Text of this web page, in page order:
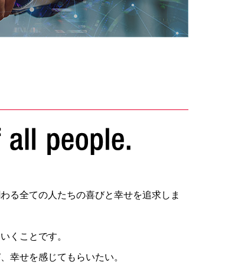
る全ての人たちの喜びと幸せを追求しま
くことです。
幸せを感じてもらいたい。